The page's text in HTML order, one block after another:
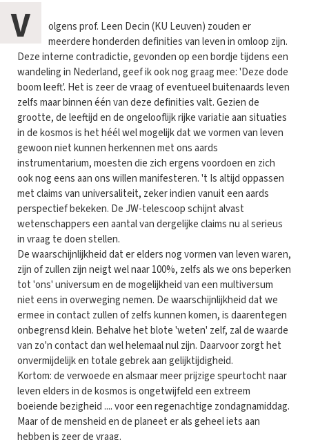
V
olgens prof. Leen Decin (KU Leuven) zouden er
meerdere honderden definities van leven in omloop zijn.
Deze interne contradictie, gevonden op een bordje tijdens een
wandeling in Nederland, geef ik ook nog graag mee: 'Deze dode
boom leeft'. Het is zeer de vraag of eventueel buitenaards leven
zelfs maar binnen één van deze definities valt. Gezien de
grootte, de leeftijd en de ongelooflijk rijke variatie aan situaties
in de kosmos is het héél wel mogelijk dat we vormen van leven
gewoon niet kunnen herkennen met ons aards
instrumentarium, moesten die zich ergens voordoen en zich
ook nog eens aan ons willen manifesteren. 't Is altijd oppassen
met claims van universaliteit, zeker indien vanuit een aards
perspectief bekeken. De JW-telescoop schijnt alvast
wetenschappers een aantal van dergelijke claims nu al serieus
in vraag te doen stellen.
De waarschijnlijkheid dat er elders nog vormen van leven waren,
zijn of zullen zijn neigt wel naar 100%, zelfs als we ons beperken
tot 'ons' universum en de mogelijkheid van een multiversum
niet eens in overweging nemen. De waarschijnlijkheid dat we
ermee in contact zullen of zelfs kunnen komen, is daarentegen
onbegrensd klein. Behalve het blote 'weten' zelf, zal de waarde
van zo'n contact dan wel helemaal nul zijn. Daarvoor zorgt het
onvermijdelijk en totale gebrek aan gelijktijdigheid.
Kortom: de verwoede en alsmaar meer prijzige speurtocht naar
leven elders in de kosmos is ongetwijfeld een extreem
boeiende bezigheid .... voor een regenachtige zondagnamiddag.
Maar of de mensheid en de planeet er als geheel iets aan
hebben is zeer de vraag.